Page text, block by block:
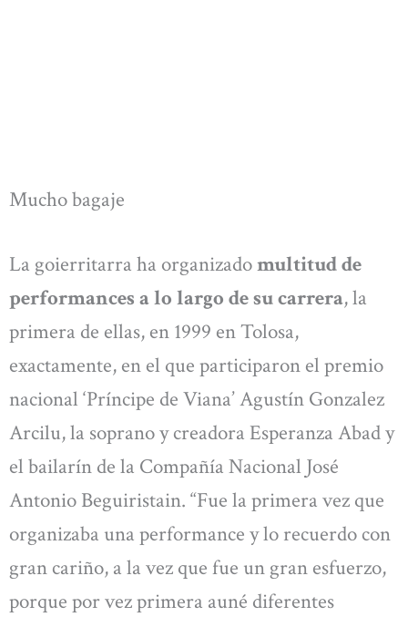
Mucho bagaje
La goierritarra ha organizadomultitud de
performances a lo largo de su carrera, la
primera de ellas, en 1999 en Tolosa,
exactamente, en el que participaron el premio
nacional ‘Príncipe de Viana’ Agustín Gonzalez
Arcilu, la soprano y creadora Esperanza Abad y
el bailarín de la Compañía Nacional José
Antonio Beguiristain. “Fue la primera vez que
organizaba una performance y lo recuerdo con
gran cariño, a la vez que fue un gran esfuerzo,
porque por vez primera auné diferentes